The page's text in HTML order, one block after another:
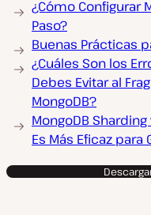
¿Cómo Configurar
Paso?
Buenas Prácticas
¿Cuáles Son los
Debes Evitar al
MongoDB?
MongoDB
Es Más Eficaz